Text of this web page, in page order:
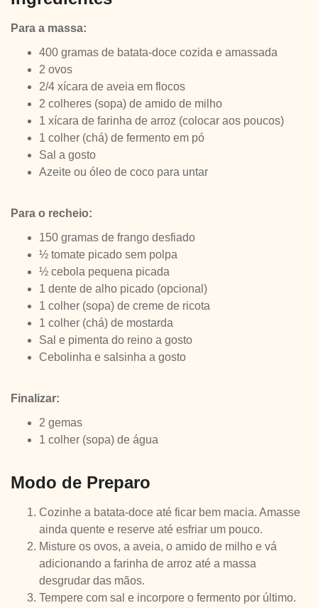
Para a massa:
400 gramas de batata-doce cozida e amassada
2 ovos
2/4 xícara de aveia em flocos
2 colheres (sopa) de amido de milho
1 xícara de farinha de arroz (colocar aos poucos)
1 colher (chá) de fermento em pó
Sal a gosto
Azeite ou óleo de coco para untar
Para o recheio:
150 gramas de frango desfiado
½ tomate picado sem polpa
½ cebola pequena picada
1 dente de alho picado (opcional)
1 colher (sopa) de creme de ricota
1 colher (chá) de mostarda
Sal e pimenta do reino a gosto
Cebolinha e salsinha a gosto
Finalizar:
2 gemas
1 colher (sopa) de água
Modo de Preparo
Cozinhe a batata-doce até ficar bem macia. Amasse
ainda quente e reserve até esfriar um pouco.
Misture os ovos, a aveia, o amido de milho e vá
adicionando a farinha de arroz até a massa
desgrudar das mãos.
Tempere com sal e incorpore o fermento por último.